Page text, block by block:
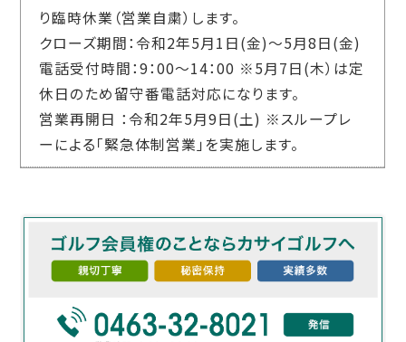
り臨時休業（営業自粛）します。
クローズ期間：令和2年5月1日(金)～5月8日(金)
電話受付時間：9：00～14：00 ※5月7日(木）は定
休日のため留守番電話対応になります。
営業再開日 ：令和2年5月9日(土) ※スループレ
ーによる「緊急体制営業」を実施します。